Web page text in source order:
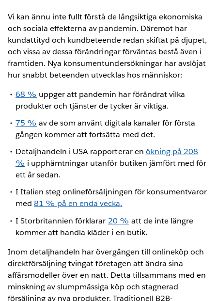
Vi kan ännu inte fullt förstå de långsiktiga ekonomiska
och sociala effekterna av pandemin. Däremot har
kundattityd och kundbeteende redan skiftat på djupet,
och vissa av dessa förändringar förväntas bestå även i
framtiden. Nya konsumentundersökningar har avslöjat
hur snabbt beteenden utvecklas hos människor:
68 % uppger att pandemin har förändrat vilka
produkter och tjänster de tycker är viktiga.
75 % av de som använt digitala kanaler för första
gången kommer att fortsätta med det.
Detaljhandeln i USA rapporterar en ökning på 208
% i upphämtningar utanför butiken jämfört med för
ett år sedan.
I Italien steg onlineförsäljningen för konsumentvaror
med81 % på en enda vecka.
I Storbritannien förklarar 20 % att de inte längre
kommer att handla kläder i en butik.
Inom detaljhandeln har övergången till onlineköp och
direktförsäljning tvingat företagen att ändra sina
affärsmodeller över en natt. Detta tillsammans med en
minskning av slumpmässiga köp och stagnerad
försäljning av nya produkter. Traditionell B2B-